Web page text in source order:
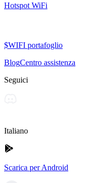
Hotspot WiFi
$WIFI portafoglio
BlogCentro assistenza
Seguici
Italiano
Scarica per Android